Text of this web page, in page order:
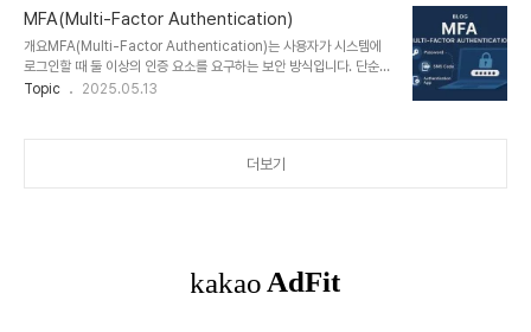
의 노드, 엣지, 서브그래프 간의 관계성을 기반으로 '양의 쌍(positive
pair)'과 '음의 쌍(negative pair)'을 설정하고, 이들 간의 표현 차이
를 극대화하는 방식으로 그래프 임베딩을 학습합니다.1. 개념 및 정의
GCL은 그래프 내 또는 그래프 간 다양한 형태의 유사성과 비유사성
을 학습하여, 라벨 없이도 효과적인 노드/그래프 수준 임베딩을 생성
MFA(Multi-Factor Authentication)
개요MFA(Multi-Factor Authentication)는 사용자가 시스템에
로그인할 때 둘 이상의 인증 요소를 요구하는 보안 방식입니다. 단순한
비밀번호 기반 인증에서 발생하는 보안 취약점을 보완하기 위해, 지식
개념 및 정의 항목 설명 비고 정의사용자 인증 시 두 개 이상의 인증 수
Topic 2025.05.13
더보기